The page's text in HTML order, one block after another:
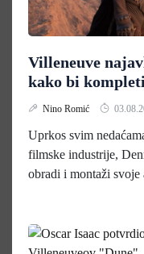
Villeneuve
kako bi
Nino Romić
Uprkos svim
filmske industrije,
obradi i montaži